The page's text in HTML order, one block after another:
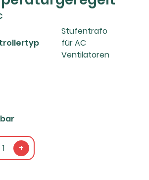
Stufentrafo
für AC
Ventilatoren
1 +